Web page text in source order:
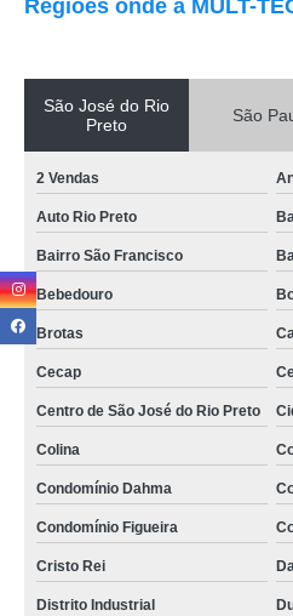
Regiões onde a MULT-
São José do Rio
Preto
São
2 Vendas
Auto Rio Preto
Bairro São Francisco
Bebedouro
Brotas
Cecap
Centro de São José do Rio Preto
Colina
Condomínio Dahma
Condomínio Figueira
Cristo Rei
Distrito Industrial